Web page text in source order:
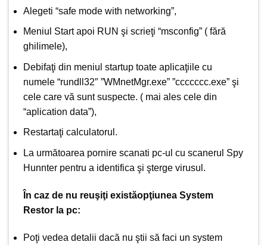
Alegeti “safe mode with networking”,
Meniul Start apoi RUN şi scrieţi “msconfig” ( fără
ghilimele),
Debifaţi din meniul startup toate aplicaţiile cu
numele “rundll32″ ”WMnetMgr.exe” ”ccccccc.exe” şi
cele care vă sunt suspecte. ( mai ales cele din
“aplication data”),
Restartaţi calculatorul.
La următoarea pornire scanati pc-ul cu scanerul Spy
Hunnter pentru a identifica şi şterge virusul.
În caz de nu reuşiţi existăopţiunea System
Restor la pc:
Poţi vedea detalii dacă nu ştii să faci un system